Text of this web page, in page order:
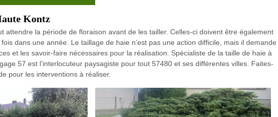
Kontz
attendre la période de floraison avant de les tailler. Celles-ci doivent être également
dans une année. Le taillage de haie n’est pas une action difficile, mais il demande
et les savoir-faire nécessaires pour la réalisation. Spécialiste de la taille de haie à
57 est l’interlocuteur paysagiste pour tout 57480 et ses différentes villes. Faites-
pour les interventions à réaliser.